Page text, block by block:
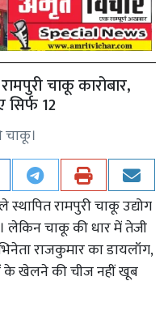
चाकू कारोबार,
12
रामपुरी चाकू उद्योग
लेकिन चाकू की धार में तेजी
राजकुमार का डायलॉग,
के खेलने की चीज नहीं खूब